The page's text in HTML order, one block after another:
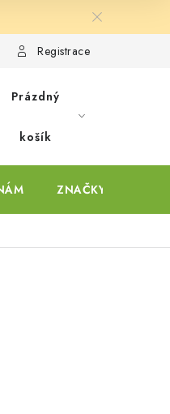
Registrace
Prázdný
košík
ZNAČKY